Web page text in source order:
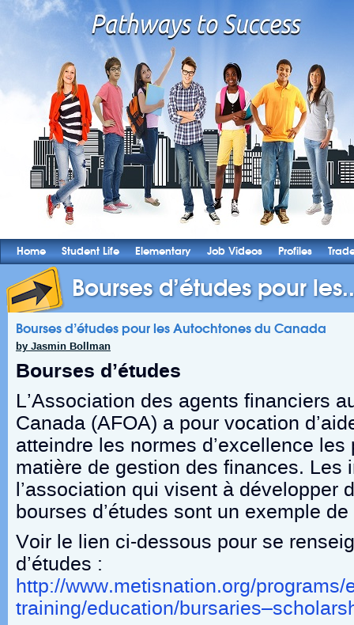
Home Student Life Elementary Job Videos Profiles
Bourses d’études pour
Bourses d’études pour les Autochtones du Canada
by Jasmin Bollman
Bourses d’études
L’Association des agents financiers
Canada (AFOA) a pour vocation
atteindre les normes d’excellence
matière de gestion des finances. Les
l’association qui visent à développer
bourses d’études sont un exemple
Voir le lien ci-dessous pour se
d’études :
http://www.metisnation.org/programs/
training/education/